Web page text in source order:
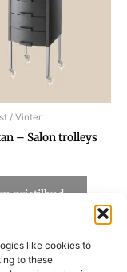
like cookies to
to these
/ Vinter
– Salon trolleys
pristilbud